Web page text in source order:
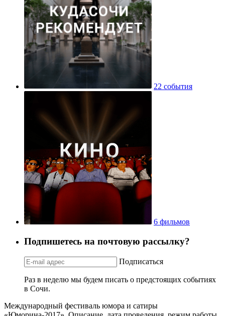
22 события
6 фильмов
Подпишетесь на почтовую рассылку?
Подписаться
Раз в неделю мы будем писать о предстоящих событиях
в Сочи.
Международный фестиваль юмора и сатиры